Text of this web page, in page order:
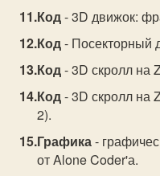
Код- 3D движок:
Код- Посекторный
Код- 3D скролл на
Код- 3D скролл на
2).
Графика-
от Alone Coder'а.